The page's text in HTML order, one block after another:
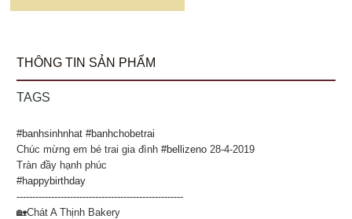
THÔNG TIN SẢN PHẨM
TAGS
#banhsinhnhat #banhchobetrai
Chúc mừng em bé trai gia đình#bellizeno 28-4-2019
Tràn đầy hạnh phúc
#happybirthday
-----------------------------------------------------
🏡Chát A Thịnh Bakery